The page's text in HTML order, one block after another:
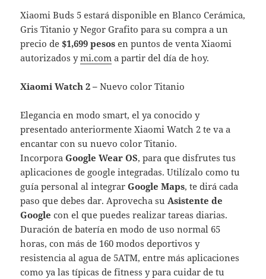
Xiaomi Buds 5 estará disponible en Blanco Cerámica,
Gris Titanio y Negor Grafito para su compra a un
precio de$1,699 pesosen puntos de venta Xiaomi
autorizados ymi.com a partir del día de hoy.
Xiaomi Watch 2 – Nuevo color Titanio
Elegancia en modo smart, el ya conocido y
presentado anteriormente Xiaomi Watch 2 te va a
encantar con su nuevo color Titanio.
IncorporaGoogle Wear OS, para que disfrutes tus
aplicaciones de google integradas. Utilízalo como tu
guía personal al integrarGoogle Maps, te dirá cada
paso que debes dar. Aprovecha su Asistente de
Google con el que puedes realizar tareas diarias.
Duración de batería en modo de uso normal 65
horas, con más de 160 modos deportivos y
resistencia al agua de 5ATM, entre más aplicaciones
como ya las típicas de fitness y para cuidar de tu